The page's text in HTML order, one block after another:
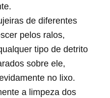
de diferentes
pelos ralos,
tipo de detrito
sobre ele,
no lixo.
a limpeza dos